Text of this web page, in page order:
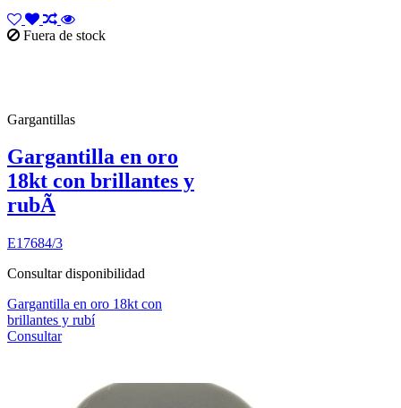
Fuera de stock
Gargantillas
Gargantilla en oro
18kt con brillantes y
rubÃ­
E17684/3
Consultar disponibilidad
Gargantilla en oro 18kt con
brillantes y rubí
Consultar